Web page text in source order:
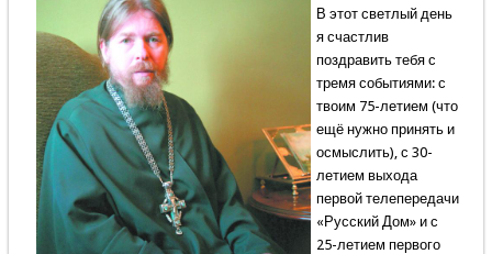
В этот светлый день
я счастлив
поздравить тебя с
тремя событиями: с
твоим 75-летием (что
ещё нужно принять и
осмыслить), с 30-
летием выхода
первой телепередачи
«Русский Дом» и с
25-летием первого